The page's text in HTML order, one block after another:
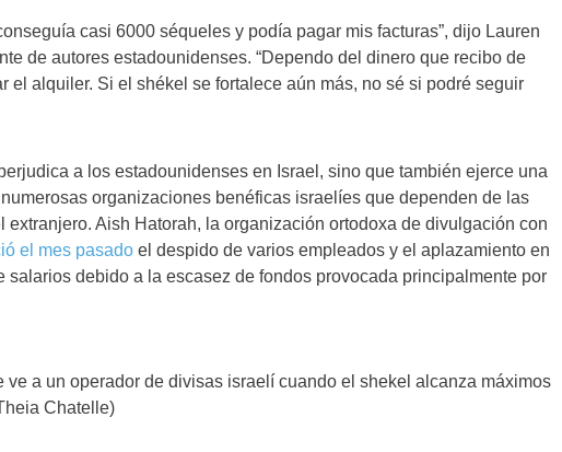
casi 6000 séqueles y podía pagar mis facturas”, dijo Lauren
de autores estadounidenses. “Dependo del dinero que recibo de
el alquiler. Si el shékel se fortalece aún más, no sé si podré seguir
a los estadounidenses en Israel, sino que también ejerce una
organizaciones benéficas israelíes que dependen de las
extranjero. Aish Hatorah, la organización ortodoxa de divulgación con
el mes pasado el despido de varios empleados y el aplazamiento en
salarios debido a la escasez de fondos provocada principalmente por
ve a un operador de divisas israelí cuando el shekel alcanza máximos
Chatelle)